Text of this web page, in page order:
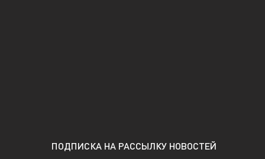
ПОДПИСКА НА РАССЫЛКУ НОВОСТЕЙ